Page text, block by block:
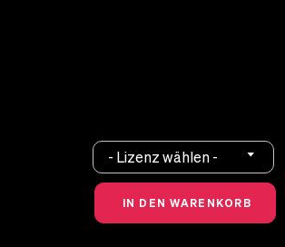
- Lizenz wählen -